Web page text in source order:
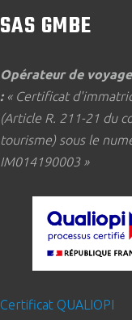
SAS GMBE
Opérateur de
: « Certificat
(Article R. 211-21 du
tourisme) sous le
IM014190003 »
Certificat QUALIOPI